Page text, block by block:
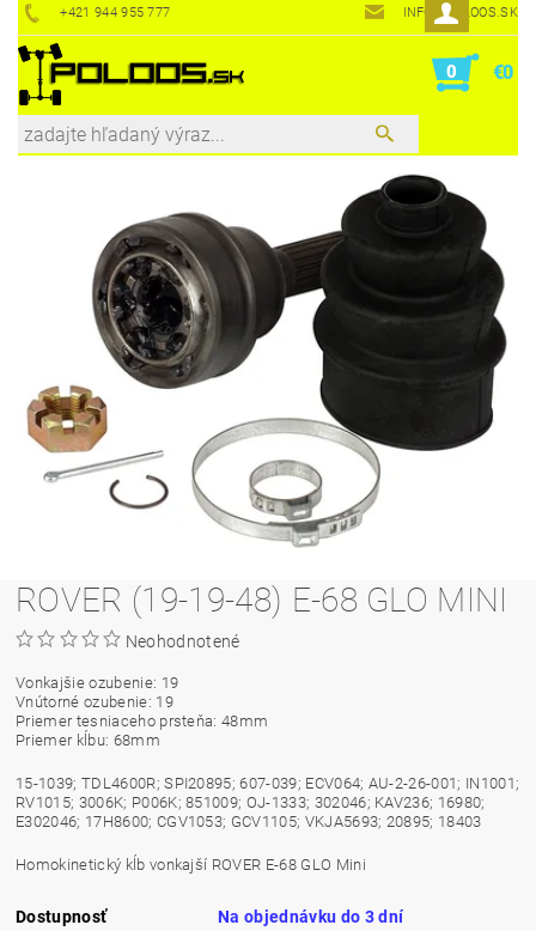
+421 944 955 777 INFO@POLOOS.SK
0 €0
ROVER (19-19-48) E-68 GLO MINI
Neohodnotené
Vonkajšie ozubenie: 19
Vnútorné ozubenie: 19
Priemer tesniaceho prsteňa: 48mm
Priemer kĺbu: 68mm
15-1039; TDL4600R; SPI20895; 607-039; ECV064; AU-2-26-001; IN1001;
RV1015; 3006K; P006K; 851009; OJ-1333; 302046; KAV236; 16980;
E302046; 17H8600; CGV1053; GCV1105; VKJA5693; 20895; 18403
Homokinetický kĺb vonkajší ROVER E-68 GLO Mini
Dostupnosť Na objednávku do 3 dní